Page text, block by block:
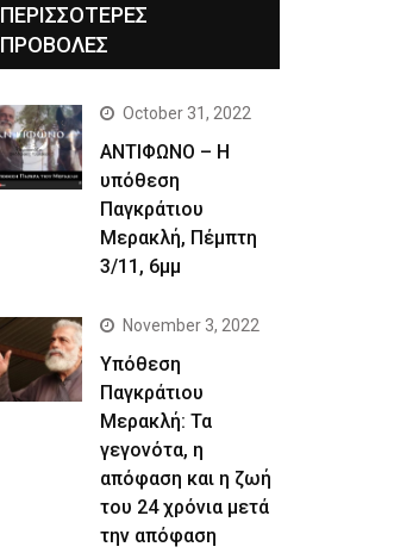
ΠΕΡΙΣΣΟΤΕΡΕΣ
ΠΡΟΒΟΛΕΣ
October 31, 2022
ΑΝΤΙΦΩΝΟ – Η
υπόθεση
Παγκράτιου
Μερακλή, Πέμπτη
3/11, 6μμ
November 3, 2022
Yπόθεση
Παγκράτιου
Μερακλή: Τα
γεγονότα, η
απόφαση και η ζωή
του 24 χρόνια μετά
την απόφαση